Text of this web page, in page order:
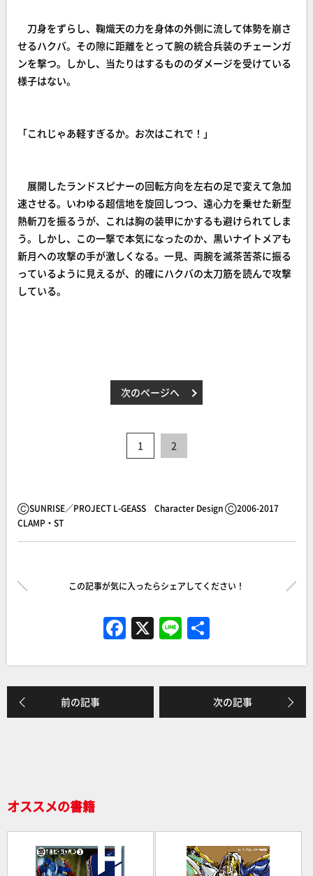
刀身をずらし、鞠熾天の力を身体の外側に流して体勢を崩さ
せるハクバ。その隙に距離をとって腕の統合兵装のチェーンガ
ンを撃つ。しかし、当たりはするもののダメージを受けている
様子はない。
「これじゃあ軽すぎるか。お次はこれで！」
展開したランドスピナーの回転方向を左右の足で変えて急加
速させる。いわゆる超信地を旋回しつつ、遠心力を乗せた新型
熱斬刀を振るうが、これは胸の装甲にかするも避けられてしま
う。しかし、この一撃で本気になったのか、黒いナイトメアも
新月への攻撃の手が激しくなる。一見、両腕を滅茶苦茶に振る
っているように見えるが、的確にハクバの太刀筋を読んで攻撃
している。
次のページへ
1 2
ⒸSUNRISE／PROJECT L-GEASS Character Design Ⓒ2006-2017
CLAMP・ST
この記事が気に入ったらシェアしてください！
F
a
c
e
b
X Li
n
e
前の記事 次の記事
オススメの書籍